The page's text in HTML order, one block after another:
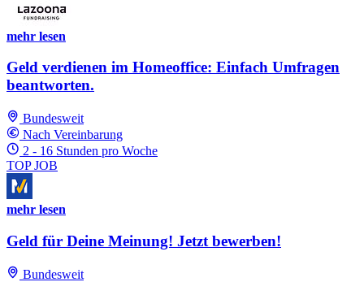
mehr lesen
Geld verdienen im Homeoffice: Einfach Umfragen
beantworten.
Bundesweit
Nach Vereinbarung
2 - 16 Stunden pro Woche
TOP JOB
mehr lesen
Geld für Deine Meinung! Jetzt bewerben!
Bundesweit